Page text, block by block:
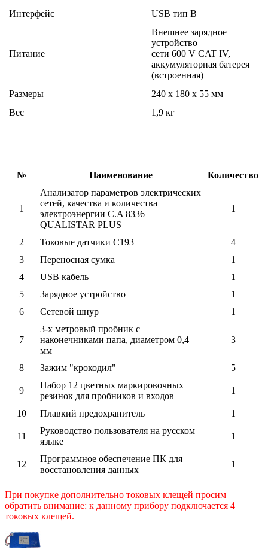
Интерфейс
USB тип B
Питание
Внешнее зарядное
устройство
сети 600 V CAT IV,
аккумуляторная батерея
(встроенная)
Размеры
240 x 180 x 55 мм
Вес
1,9 кг
№ Наименование Количество
1
Анализатор параметров электрических
сетей, качества и количества
электроэнергии C.A 8336
QUALISTAR PLUS
1
2 Токовые датчики C193
4
3
Переносная сумка
1
4
USB кабель
1
5
Зарядное устройство
1
6
Сетевой шнур 1
7
3-x метровый пробник с
наконечниками папа, диаметром 0,4
мм
3
8 Зажим "крокодил" 5
9
Набор 12 цветных маркировочных
резинок для пробников и входов
1
10 Плавкий предохранитель 1
11
Руководство пользователя на русском
языке
1
12
Программное обеспечение ПК для
восстановления данных
1
При покупке дополнительно токовых клещей просим
обратить внимание: к данному прибору подключается 4
токовых клещей.